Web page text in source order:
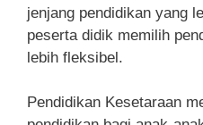
jenjang pendidikan yang
peserta didik memilih
lebih fleksibel.
Pendidikan Kesetaraan